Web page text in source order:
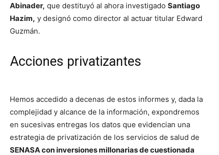
Abinader, que destituyó al ahora investigado Santiago
Hazim, y designó como director al actuar titular Edward
Guzmán.
Acciones privatizantes
Hemos accedido a decenas de estos informes y, dada la
complejidad y alcance de la información, expondremos
en sucesivas entregas los datos que evidencian una
estrategia de privatización de los servicios de salud de
SENASA con inversiones millonarias de cuestionada